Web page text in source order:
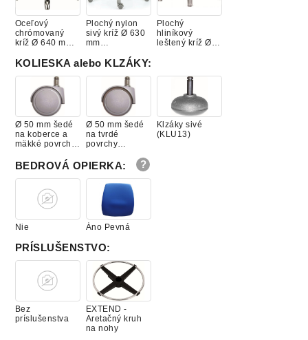
Oceľový
chrómovaný
kríž Ø 640 mm
(1BAS09)
Plochý nylon
sivý kríž Ø 630
mm
Plochý
hliníkový
leštený kríž Ø
KOLIESKA alebo KLZÁKY:
Ø 50 mm šedé
na koberce a
mäkké povrchy
Ø 50 mm šedé
na tvrdé
povrchy
Klzáky sivé
(KLU13)
BEDROVÁ OPIERKA:
Nie Áno Pevná
PRÍSLUŠENSTVO:
Bez
príslušenstva
EXTEND -
Aretačný kruh
na nohy